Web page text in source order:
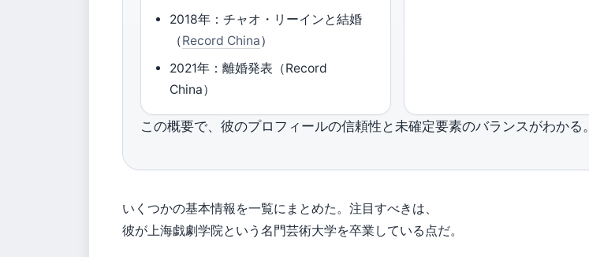
2018年：チャオ・リーインと結婚
（Record China）
2021年：離婚発表（Record
China）
この概要で、彼のプロフィールの信頼性と未確定要素のバランスがわかる。
いくつかの基本情報を一覧にまとめた。注目すべきは、
彼が上海戯劇学院という名門芸術大学を卒業している点だ。